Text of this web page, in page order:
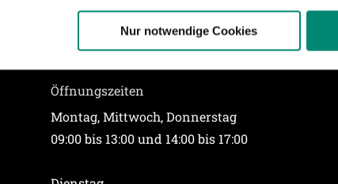
zu Speicherdauer und Empfänger entnehmen Sie unserer
Nur notwendige Cookies
Öffnungszeiten
Montag, Mittwoch, Donnerstag
09:00 bis 13:00 und 14:00 bis 17:00